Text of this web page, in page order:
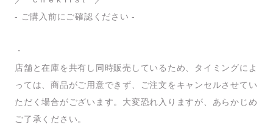
- ご購入前にご確認ください -
・
店舗と在庫を共有し同時販売しているため、タイミングによ
っては、商品がご用意できず、ご注文をキャンセルさせてい
ただく場合がございます。大変恐れ入りますが、あらかじめ
ご了承ください。